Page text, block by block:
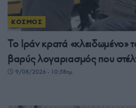
ΚΟΣΜΟΣ
Το Ιράν κρατά
βαρύς λογαριασμός που
9/08/2026 - 10:58πμ